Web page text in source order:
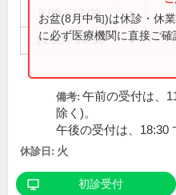
9:00～12:00 ●
14:00～18:30 ●
お盆(8月中旬)は休診・休
に必ず医療機関に直接ご確
備考: 午前の受付は、
除く)。
午後の受付は、18:30
休診日: 火
初診受付